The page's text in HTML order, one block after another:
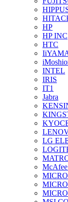
HP
HP INC
HTC
INTEL
IRIS
IT1
Jabra
LG